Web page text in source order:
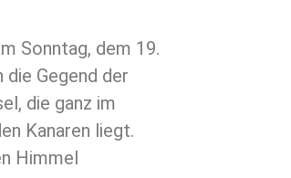
Sonntag, dem 19.
Gegend der
die ganz im
Kanaren liegt.
Himmel